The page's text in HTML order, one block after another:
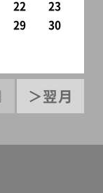
22
23
29
30
＞翌月